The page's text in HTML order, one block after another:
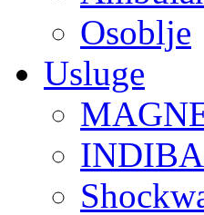
Osoblje
Usluge